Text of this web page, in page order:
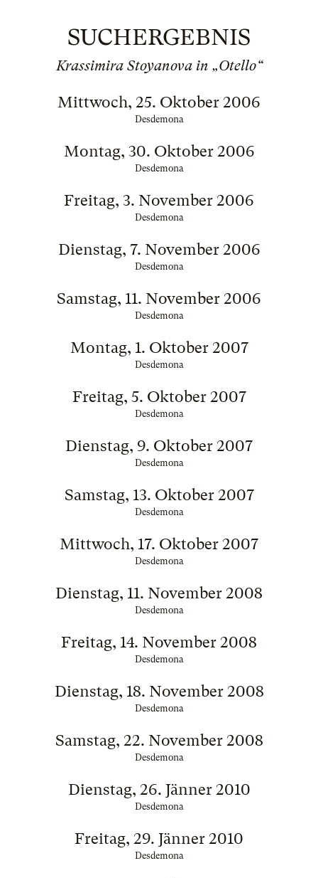
SUCHERGEBNIS
Krassimira Stoyanova in „Otello“
Mittwoch, 25. Oktober 2006
Desdemona
Montag, 30. Oktober 2006
Desdemona
Freitag, 3. November 2006
Desdemona
Dienstag, 7. November 2006
Desdemona
Samstag, 11. November 2006
Desdemona
Montag, 1. Oktober 2007
Desdemona
Freitag, 5. Oktober 2007
Desdemona
Dienstag, 9. Oktober 2007
Desdemona
Samstag, 13. Oktober 2007
Desdemona
Mittwoch, 17. Oktober 2007
Desdemona
Dienstag, 11. November 2008
Desdemona
Freitag, 14. November 2008
Desdemona
Dienstag, 18. November 2008
Desdemona
Samstag, 22. November 2008
Desdemona
Dienstag, 26. Jänner 2010
Desdemona
Freitag, 29. Jänner 2010
Desdemona